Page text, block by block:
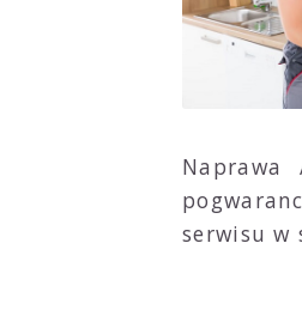
Naprawa
serwisu w